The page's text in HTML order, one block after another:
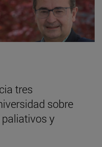
tres
sobre
y